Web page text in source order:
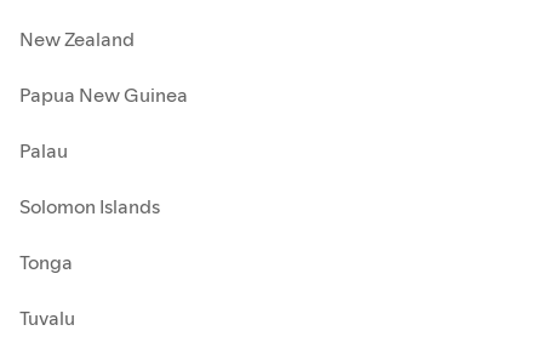
New Zealand
Papua New Guinea
Palau
Solomon Islands
Tonga
Tuvalu